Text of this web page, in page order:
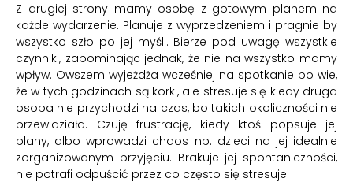
Z drugiej strony mamy osobę z gotowym planem na
każde wydarzenie. Planuje z wyprzedzeniem i pragnie by
wszystko szło po jej myśli. Bierze pod uwagę wszystkie
czynniki, zapominając jednak, że nie na wszystko mamy
wpływ. Owszem wyjeżdża wcześniej na spotkanie bo wie,
że w tych godzinach są korki, ale stresuje się kiedy druga
osoba nie przychodzi na czas, bo takich okoliczności nie
przewidziała. Czuję frustrację, kiedy ktoś popsuje jej
plany, albo wprowadzi chaos np. dzieci na jej idealnie
zorganizowanym przyjęciu. Brakuje jej spontaniczności,
nie potrafi odpuścić przez co często się stresuje.